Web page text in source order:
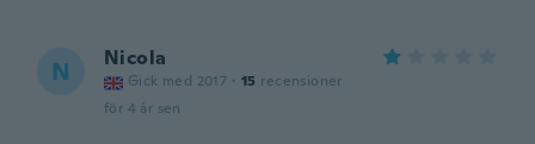
N Nicola
Gick med 2017 · 15 recensioner
för 4 år sen